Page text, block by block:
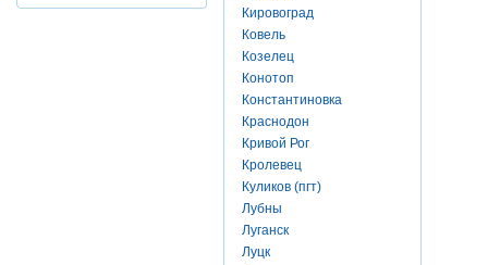
Кировоград
Ковель
Козелец
Конотоп
Константиновка
Краснодон
Кривой Рог
Кролевец
Куликов (пгт)
Лубны
Луганск
Луцк